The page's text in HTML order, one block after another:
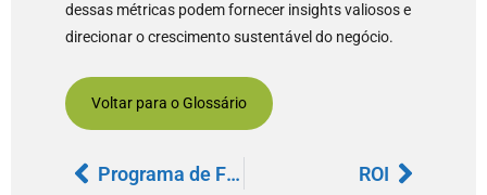
dessas métricas podem fornecer insights valiosos e
direcionar o crescimento sustentável do negócio.
Voltar para o Glossário
Programa de Fidelidade ROI